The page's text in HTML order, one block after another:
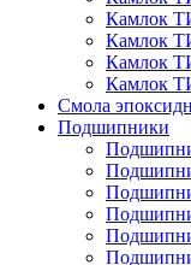
Камлок
Камлок
Камлок
Камлок
Смола
Подшипники